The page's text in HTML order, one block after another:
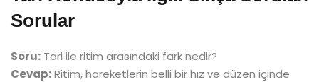
Sorular
Soru: Tari ile ritim arasındaki fark nedir?
Cevap:Ritim, hareketlerin belli bir hız ve düzen içinde